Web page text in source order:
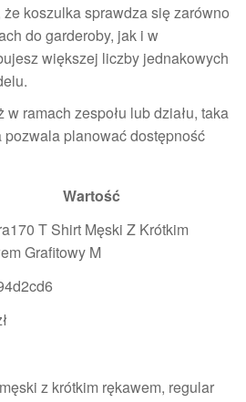
koszulka sprawdza się zarówno
do garderoby, jak i w
większej liczby jednakowych
ramach zespołu lub działu, taka
planować dostępność
Wartość
T Shirt Męski Z Krótkim
Grafitowy M
z krótkim rękawem, regular